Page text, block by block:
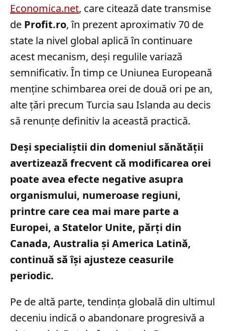
Economica.net, care citează date transmise
de Profit.ro, în prezent aproximativ 70 de
state la nivel global aplică în continuare
acest mecanism, deși regulile variază
semnificativ. În timp ce Uniunea Europeană
menține schimbarea orei de două ori pe an,
alte țări precum Turcia sau Islanda au decis
să renunțe definitiv la această practică.
Deși specialiștii din domeniul sănătății
avertizează frecvent că modificarea orei
poate avea efecte negative asupra
organismului, numeroase regiuni,
printre care cea mai mare parte a
Europei, a Statelor Unite, părți din
Canada, Australia și America Latină,
continuă să își ajusteze ceasurile
periodic.
Pe de altă parte, tendința globală din ultimul
deceniu indică o abandonare progresivă a